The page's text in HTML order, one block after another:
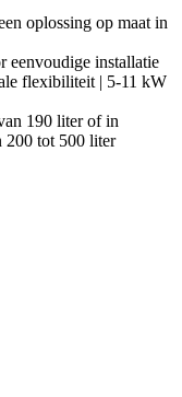
oplossing op maat in
eenvoudige installatie
flexibiliteit | 5-11 kW
190 liter of in
200 tot 500 liter